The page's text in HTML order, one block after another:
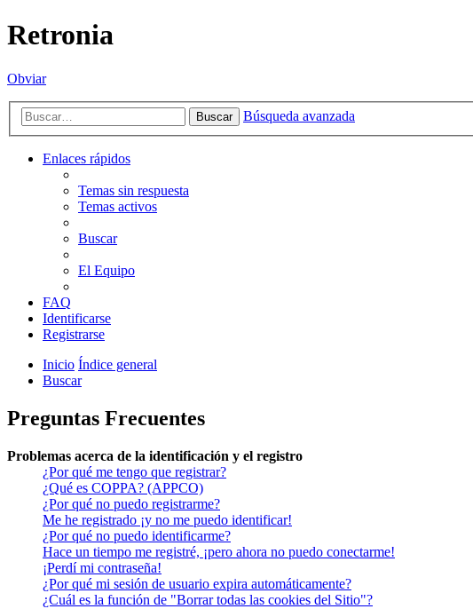
Retronia
Obviar
Buscar Búsqueda avanzada
Enlaces rápidos
Temas sin respuesta
Temas activos
Buscar
El Equipo
FAQ
Identificarse
Registrarse
Inicio Índice general
Buscar
Preguntas Frecuentes
Problemas acerca de la identificación y el registro
¿Por qué me tengo que registrar?
¿Qué es COPPA? (APPCO)
¿Por qué no puedo registrarme?
Me he registrado ¡y no me puedo identificar!
¿Por qué no puedo identificarme?
Hace un tiempo me registré, ¡pero ahora no puedo conectarme!
¡Perdí mi contraseña!
¿Por qué mi sesión de usuario expira automáticamente?
¿Cuál es la función de "Borrar todas las cookies del Sitio"?